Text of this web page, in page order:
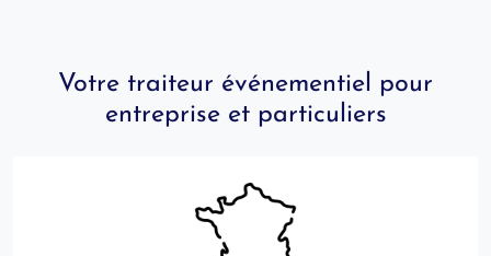
Votre traiteur événementiel pour
entreprise et particuliers